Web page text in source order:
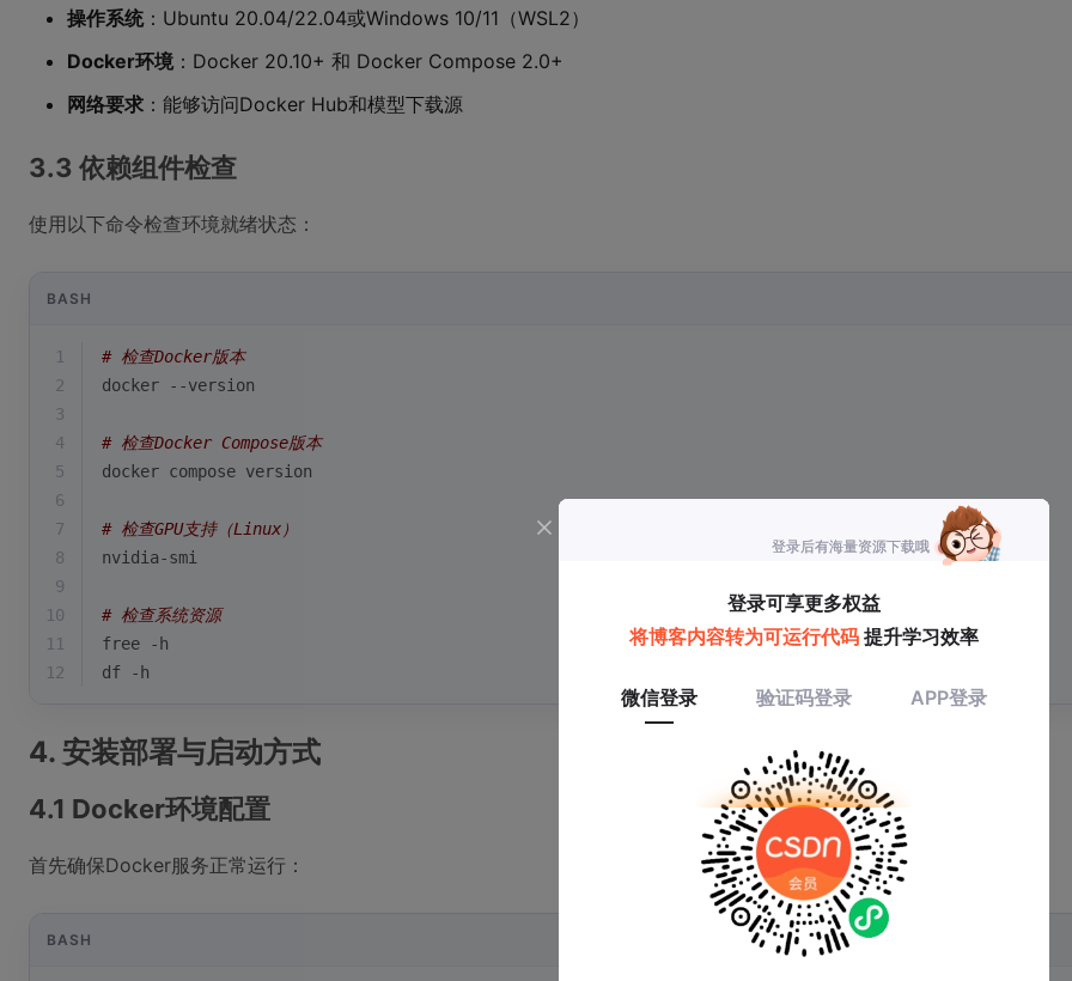
操作系统：Ubuntu 20.04/22.04或Windows 10/11（WSL2）
Docker环境 ：Docker 20.10+ 和 Docker Compose 2.0+
网络要求 ：能够访问Docker Hub和模型下载源
3.3 依赖组件检查
使用以下命令检查环境就绪状态：
BASH
1
# 检查Docker版本
2
docker --version
3
4
# 检查Docker Compose版本
5
docker compose version
6
7
# 检查GPU支持（Linux）
8
nvidia-smi
9
10
# 检查系统资源
11
free -h
12
df -h
4. 安装部署与启动方式
4.1 Docker环境配置
首先确保Docker服务正常运行：
BASH